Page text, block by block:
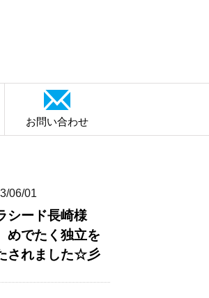
お問い合わせ
06/01
シード長崎様
めでたく独立を
されました☆彡